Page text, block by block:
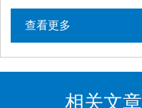
查看更多
相关文章